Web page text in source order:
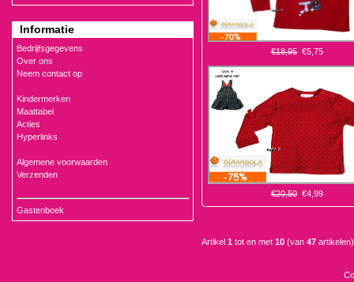
€18,95 €5,75
€20,50 €4,99
Artikel 1 tot en met 10 (van 47 artikelen)
Informatie
Bedrijfsgegevens
Over ons
Neem contact op
Kindermerken
Maattabel
Acties
Hyperlinks
Algemene voorwaarden
Verzenden
Gastenboek